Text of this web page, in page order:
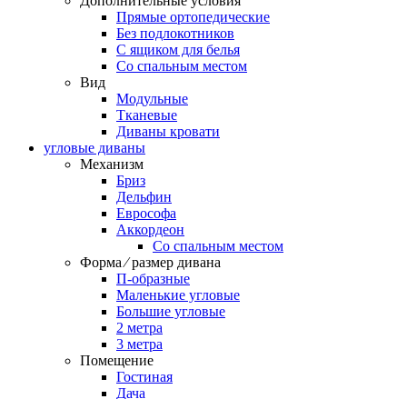
Прямые ортопедические
Без подлокотников
С ящиком для белья
Со спальным местом
Вид
Модульные
Тканевые
Диваны кровати
угловые диваны
Механизм
Бриз
Дельфин
Еврософа
Аккордеон
Со спальным местом
Форма ⁄ размер дивана
П-образные
Маленькие угловые
Большие угловые
2 метра
3 метра
Помещение
Гостиная
Дача